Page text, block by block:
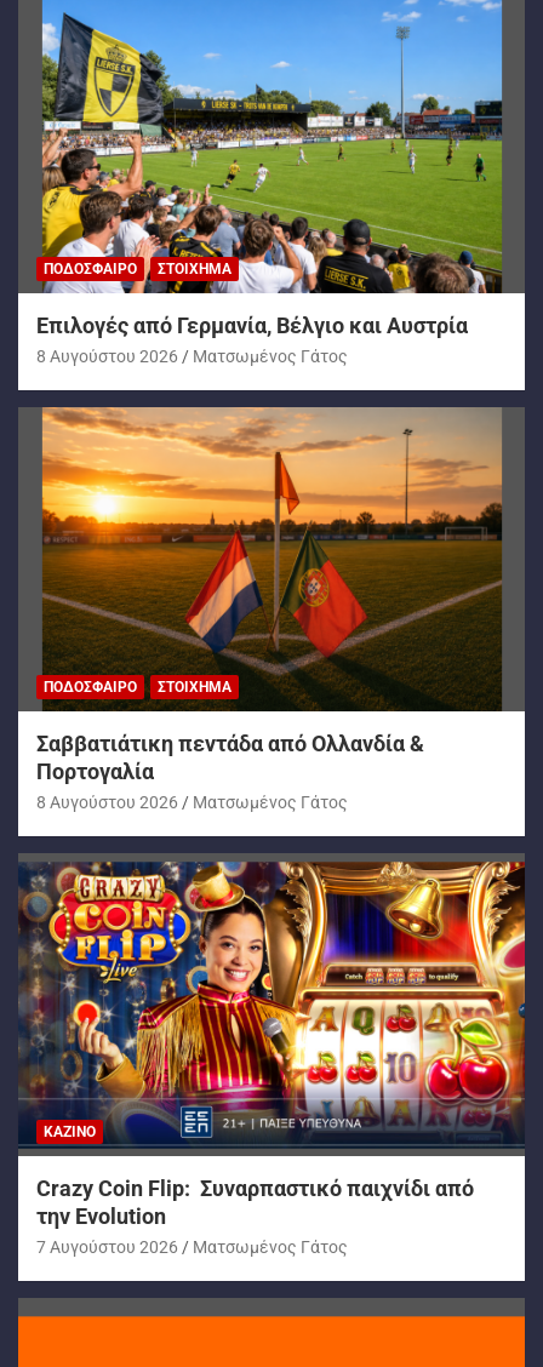
ΠΟΔΌΣΦΑΙΡΟ ΣΤΟΊΧΗΜΑ
Επιλογές από Γερμανία, Βέλγιο και Αυστρία
8 Αυγούστου 2026 Ματσωμένος Γάτος
ΠΟΔΌΣΦΑΙΡΟ ΣΤΟΊΧΗΜΑ
Σαββατιάτικη πεντάδα από Ολλανδία &
Πορτογαλία
8 Αυγούστου 2026 Ματσωμένος Γάτος
ΚΑΖΊΝΟ
Crazy Coin Flip: Συναρπαστικό παιχνίδι από
την Evolution
7 Αυγούστου 2026 Ματσωμένος Γάτος